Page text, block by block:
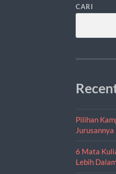
CARI
Pilihan
Jurusannya
6 Mata
Lebih